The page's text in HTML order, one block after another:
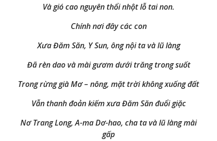
Và gió cao nguyên thổi nhột lỗ tai non.
Chính nơi đây các con
Xưa Đăm Săn, Y Sun, ông nội ta và lũ làng
Đã rèn dao và mài gươm dưới trăng trong suốt
Trong rừng già Mơ – nông, mặt trời không xuống đất
Vẫn thanh đoản kiếm xưa Đăm Săn đuổi giặc
Nơ Trang Long, A-ma Dơ-hao, cha ta và lũ làng mài
gấp